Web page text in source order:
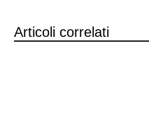
Articoli correlati